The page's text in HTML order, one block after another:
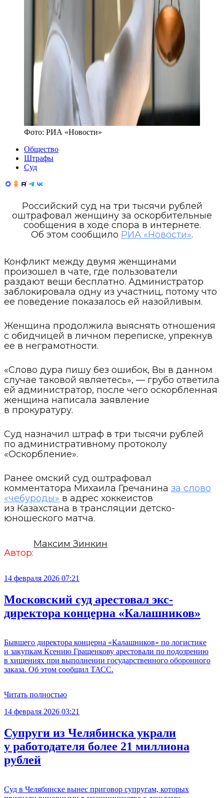
Фото: РИА «Новости»
Общество
Штрафы
Суд
Российский суд на три тысячи рублей
оштрафовал женщину за оскорбительные
сообщения в ходе спора в интернете.
Об этом сообщило РИА «Новости».
Конфликт между двумя женщинами
произошел в чате, где пользователи
раздают вещи бесплатно. Администратор
заблокировала одну из участниц, потому что
ее поведение показалось ей назойливым.
Женщина продолжила выяснять отношения
с обидчицей в личном переписке, упрекнув
ее в неграмотности.
«Слово дура пишу без ошибок, Вы в данном
случае таковой являетесь», — грубо ответила
ей администратор, после чего оскорбленная
женщина написала заявление
в прокуратуру.
Суд назначил штраф в три тысячи рублей
по административному протоколу
«Оскорбление».
Ранее омский суд оштрафовал
комментатора Михаила Гречанина за слово
«чебуроды» в адрес хоккеистов
из Казахстана в трансляции детско-
юношеского матча.
Автор:
Максим Зинкин
14 февраля 2026 07:21
Московский суд арестовал экс-
директора концерна «Калашников»
Бывшего директора концерна «Калашников» по логистике
и закупкам Ксению Гращенкову арестовали по подозрению
в хищениях при выполнении государственного оборонного
заказа. Об этом сообщил ТАСС.
Читать полностью
14 февраля 2026 03:21
Супруги из Челябинска украли
у работодателя более 21 миллиона
рублей
Суд в Челябинске вынес приговор супругам, которых